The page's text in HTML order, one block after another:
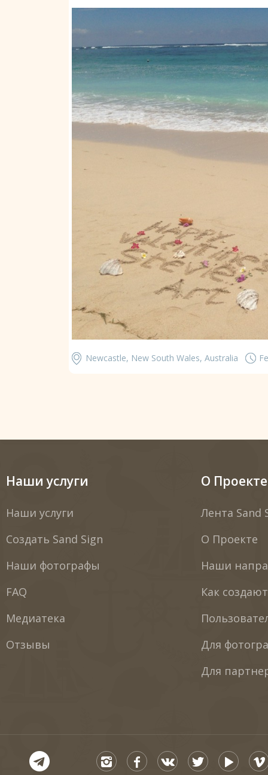
Newcastle, New South Wales, Australia
Наши услуги
Наши услуги
Создать Sand Sign
Наши фотографы
FAQ
Медиатека
Отзывы
О Проекте
Лента Sand
О Проекте
Наши
Как
Для
Для